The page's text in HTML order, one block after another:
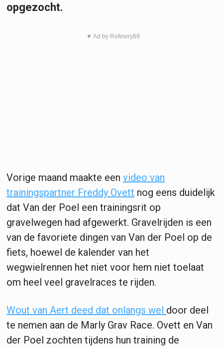
opgezocht.
▼ Ad by Refinery89
Vorige maand maakte een video van
trainingspartner Freddy Ovett nog eens duidelijk
dat Van der Poel een trainingsrit op
gravelwegen had afgewerkt. Gravelrijden is een
van de favoriete dingen van Van der Poel op de
fiets, hoewel de kalender van het
wegwielrennen het niet voor hem niet toelaat
om heel veel gravelraces te rijden.
Wout van Aert deed dat onlangs wel door deel
te nemen aan de Marly Grav Race. Ovett en Van
der Poel zochten tijdens hun training de